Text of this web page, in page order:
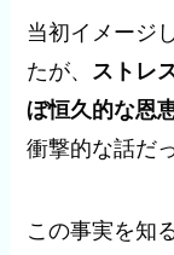
当初イメージ
たが、 ストレ
ぼ恒久的な恩
衝撃的な話だ
この事実を知